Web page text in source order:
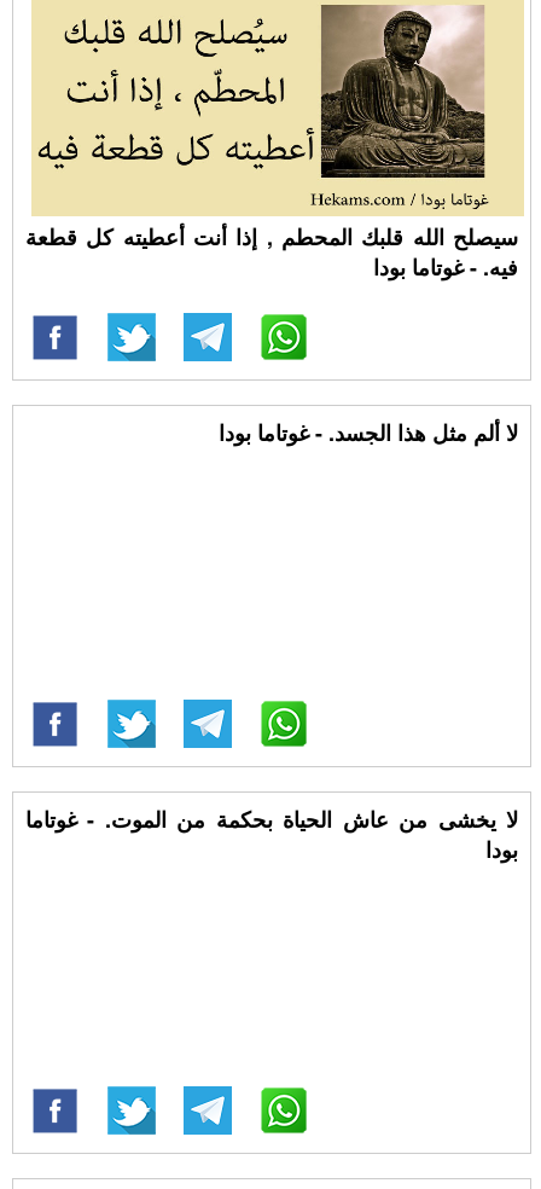
سيصلح الله قلبك المحطم , إذا أنت أعطيته كل قطعة
فيه. - غوتاما بودا
لا ألم مثل هذا الجسد. - غوتاما بودا
لا يخشى من عاش الحياة بحكمة من الموت. - غوتاما
بودا